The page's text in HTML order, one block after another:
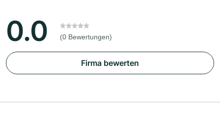
0.0 (0 Bewertungen)
Firma bewerten